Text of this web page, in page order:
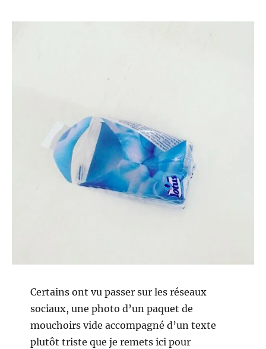
Certains ont vu passer sur les réseaux
sociaux, une photo d’un paquet de
mouchoirs vide accompagné d’un texte
plutôt triste que je remets ici pour